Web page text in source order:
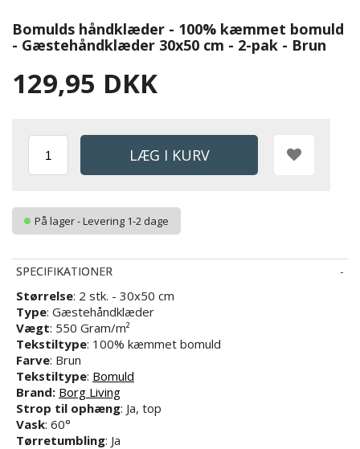
Bomulds håndklæder - 100% kæmmet bomuld
- Gæstehåndklæder 30x50 cm - 2-pak - Brun
129,95 DKK
På lager - Levering 1-2 dage
SPECIFIKATIONER
Størrelse: 2 stk. - 30x50 cm
Type: Gæstehåndklæder
Vægt: 550 Gram/m²
Tekstiltype: 100% kæmmet bomuld
Farve: Brun
Tekstiltype: Bomuld
Brand: Borg Living
Strop til ophæng: Ja, top
Vask: 60°
Tørretumbling: Ja